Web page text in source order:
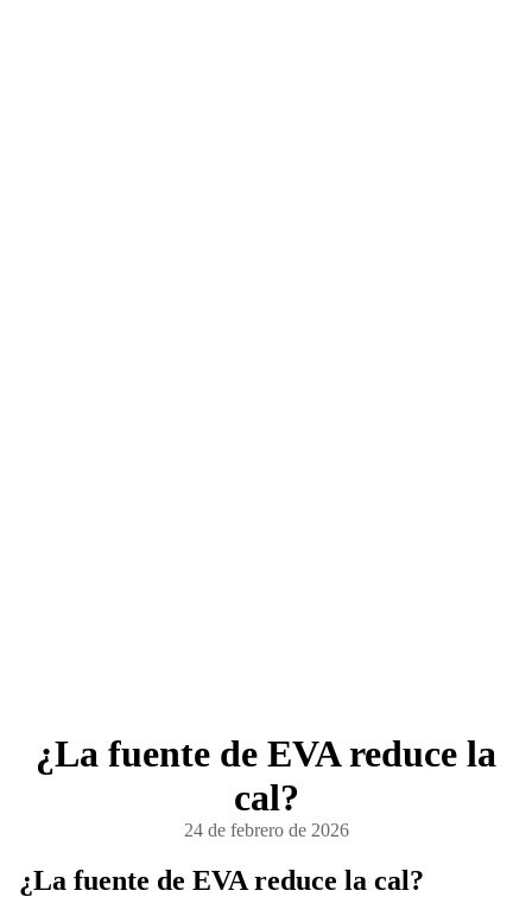
¿La fuente de EVA reduce la
cal?
24 de febrero de 2026
¿La fuente de EVA reduce la cal?